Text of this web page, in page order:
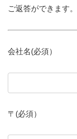
ご返答ができます。
会社名(必須）
〒(必須）